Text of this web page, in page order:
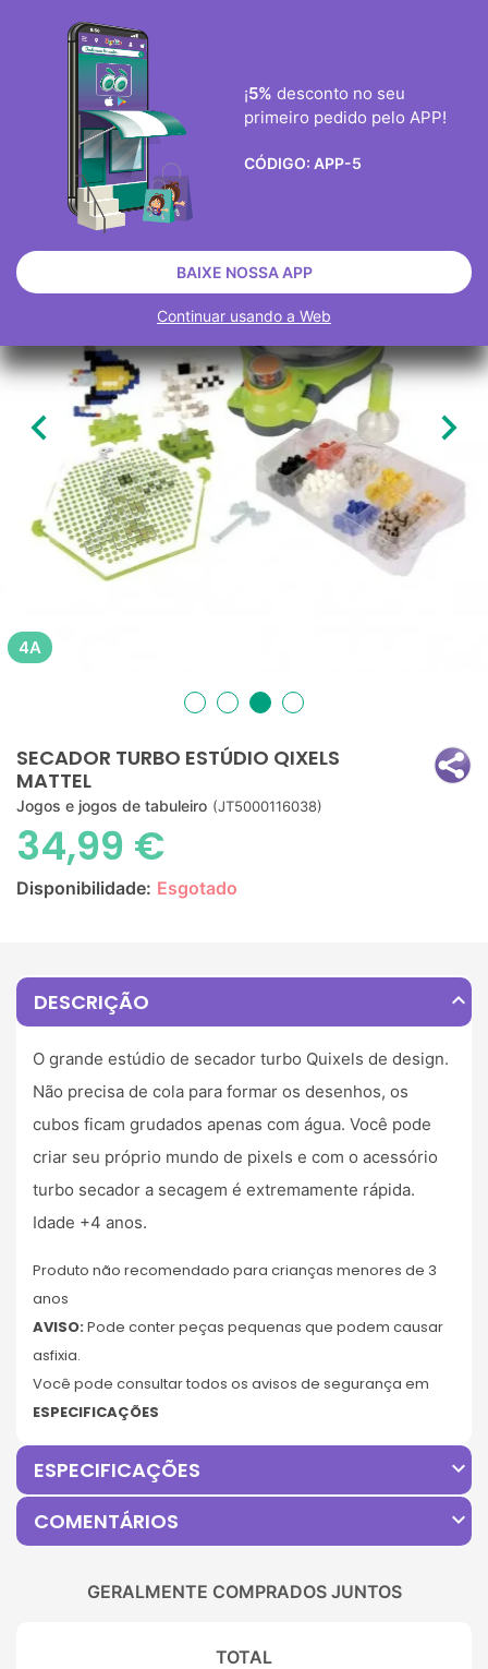

BRINQUEDOS JOGOS JOGOS E JOGOS DE TABULEIRO
ESGOTADO
 
4A
SECADOR TURBO ESTÚDIO QIXELS
MATTEL
Jogos e jogos de tabuleiro (JT5000116038)
34,99 €
Disponibilidade: Esgotado
DESCRIÇÃO expand_less
O grande estúdio de secador turbo Quixels de design.
Não precisa de cola para formar os desenhos, os
cubos ficam grudados apenas com água. Você pode
criar seu próprio mundo de pixels e com o acessório
turbo secador a secagem é extremamente rápida.
Idade +4 anos.
Produto não recomendado para crianças menores de 3
anos
AVISO: Pode conter peças pequenas que podem causar
asfixia.
Você pode consultar todos os avisos de segurança em
ESPECIFICAÇÕES
ESPECIFICAÇÕES expand_more
COMENTÁRIOS expand_more
GERALMENTE COMPRADOS JUNTOS
TOTAL
¡5% desconto no seu
primeiro pedido pelo APP!
CÓDIGO: APP-5
BAIXE NOSSA APP
Continuar usando a Web